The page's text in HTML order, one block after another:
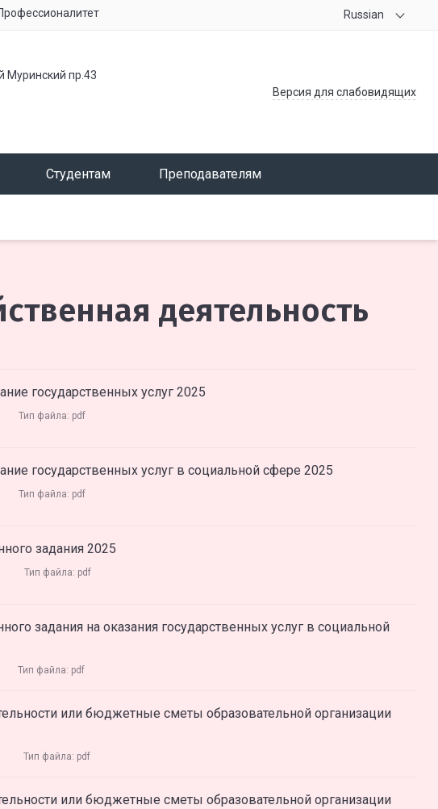
Russian
Муринский пр.43
Версия для слабовидящих
Студентам Преподавателям
деятельность
государственных услуг 2025
Тип файла: pdf
государственных услуг в социальной сфере 2025
Тип файла: pdf
задания 2025
Тип файла: pdf
задания на оказания государственных услуг в социальной
Тип файла: pdf
или бюджетные сметы образовательной организации
Тип файла: pdf
или бюджетные сметы образовательной организации